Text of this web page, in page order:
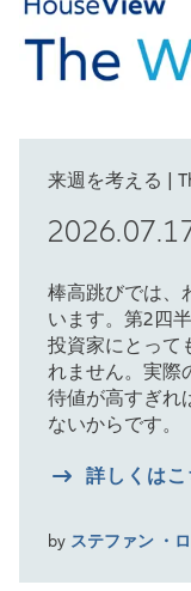
来週を考える |
棒高跳びでは、
います。第2四
投資家にとって
れません。実際
待値が高すぎれ
ないからです。
詳しくはこ
by ステファン ・